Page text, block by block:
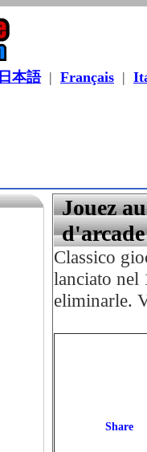
日本語| Français |
Jouez
Classico
lanciato nel
eliminarle.